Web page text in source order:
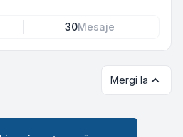
30Mesaje
Mergi la